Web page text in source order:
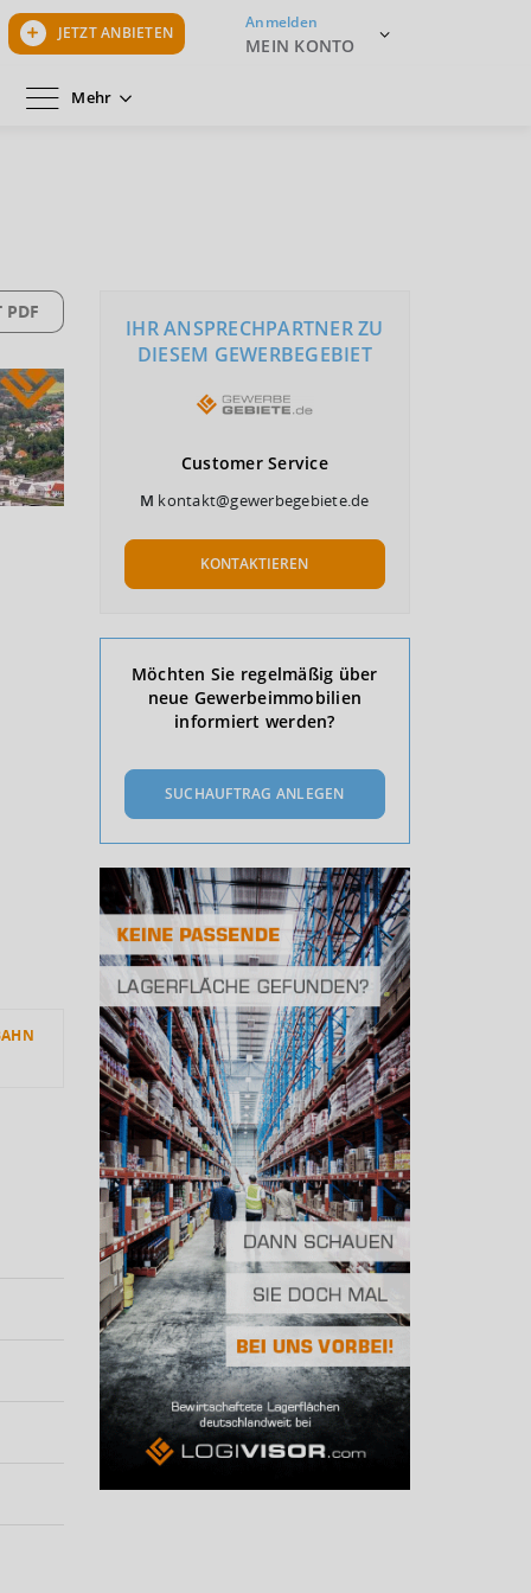
JETZT ANBIETEN
Anmelden
MEIN KONTO
Mehr
PDF
IHR ANSPRECHPARTNER ZU
DIESEM GEWERBEGEBIET
Customer Service
M kontakt@gewerbegebiete.de
KONTAKTIEREN
Möchten Sie regelmäßig über
neue Gewerbeimmobilien
informiert werden?
SUCHAUFTRAG ANLEGEN